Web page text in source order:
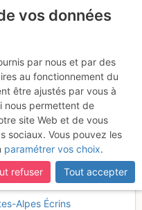
depuis
de la
> Pic
> Dôme
2017
Alpes Écrins
vos données
par nous et par des
au fonctionnement du
être ajustés par vous à
nous permettent de
site Web et de vous
sociaux. Vous pouvez les
paramétrer vos choix.
refuser
Tout accepter